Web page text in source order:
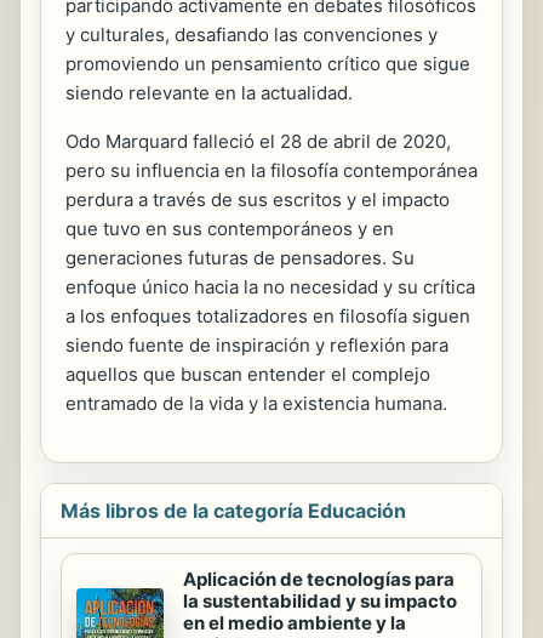
participando activamente en debates filosóficos
y culturales, desafiando las convenciones y
promoviendo un pensamiento crítico que sigue
siendo relevante en la actualidad.
Odo Marquard falleció el 28 de abril de 2020,
pero su influencia en la filosofía contemporánea
perdura a través de sus escritos y el impacto
que tuvo en sus contemporáneos y en
generaciones futuras de pensadores. Su
enfoque único hacia la no necesidad y su crítica
a los enfoques totalizadores en filosofía siguen
siendo fuente de inspiración y reflexión para
aquellos que buscan entender el complejo
entramado de la vida y la existencia humana.
Más libros de la categoría Educación
Aplicación de tecnologías para
la sustentabilidad y su impacto
en el medio ambiente y la